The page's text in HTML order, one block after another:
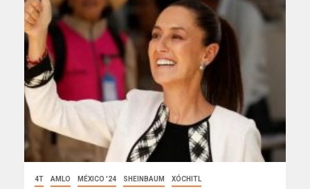
4T AMLO MÉXICO '24 SHEINBAUM XÓCHITL